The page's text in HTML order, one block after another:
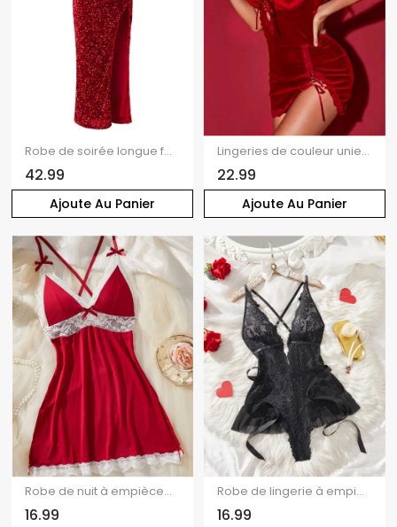
Ajoute Au Panier
Robe de soirée longue fendue à paillettes et à une épaule
42.99
Ajoute Au Panier
Lingeries de couleur unie Robe à lacets festonnée Bodycon Lingeries
22.99
Robe de nuit à empiècements en dentelle colorblock, nœud croisé, lingerie
16.99
Robe de lingerie à empiècements en dentelle de couleur unie, décolleté plongeant croisé
16.99